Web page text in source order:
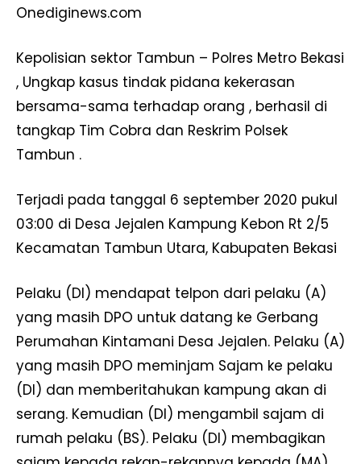
Onediginews.com
Kepolisian sektor Tambun – Polres Metro Bekasi
, Ungkap kasus tindak pidana kekerasan
bersama-sama terhadap orang , berhasil di
tangkap Tim Cobra dan Reskrim Polsek
Tambun .
Terjadi pada tanggal 6 september 2020 pukul
03:00 di Desa Jejalen Kampung Kebon Rt 2/5
Kecamatan Tambun Utara, Kabupaten Bekasi
Pelaku (DI) mendapat telpon dari pelaku (A)
yang masih DPO untuk datang ke Gerbang
Perumahan Kintamani Desa Jejalen. Pelaku (A)
yang masih DPO meminjam Sajam ke pelaku
(DI) dan memberitahukan kampung akan di
serang. Kemudian (DI) mengambil sajam di
rumah pelaku (BS). Pelaku (DI) membagikan